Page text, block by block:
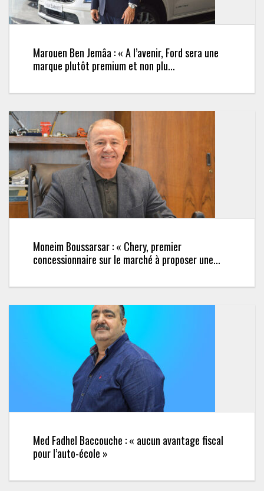
Marouen Ben Jemâa : « A l’avenir, Ford sera une
marque plutôt premium et non plu...
Moneim Boussarsar : « Chery, premier
concessionnaire sur le marché à proposer une...
Med Fadhel Baccouche : « aucun avantage fiscal
pour l’auto-école »